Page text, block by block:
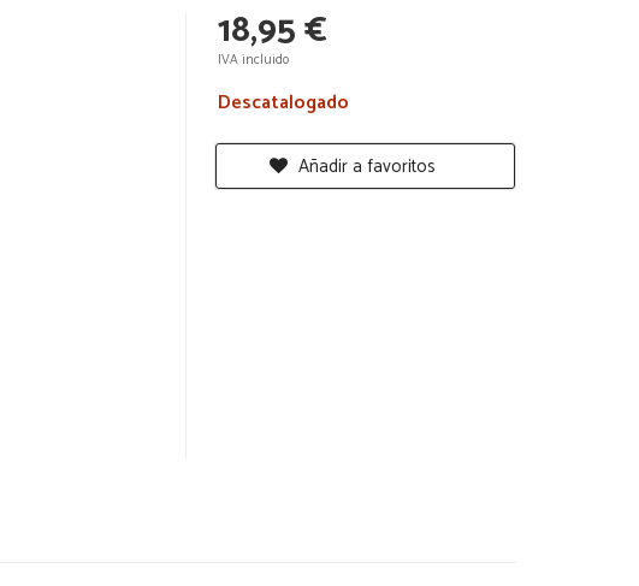
18,95 €
IVA incluido
Descatalogado
Añadir a favoritos